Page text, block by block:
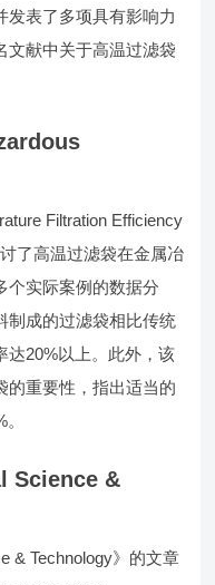
发表了多项具有影响力
文献中关于高温过滤袋
Filtration Efficiency
了高温过滤袋在金属冶
个实际案例的数据分
制成的过滤袋相比传统
达20%以上。此外，该
的重要性，指出适当的
Science &
& Technology》的文章